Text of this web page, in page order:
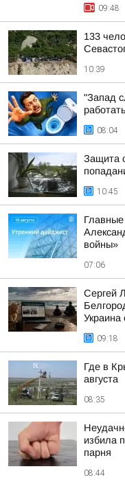
09:48
133
10:39
"Запад
08:04
Защита
10:45
войны»
07:06
Сергей
Украина
09:18
Где в
августа
08:35
избила
парня
08:44